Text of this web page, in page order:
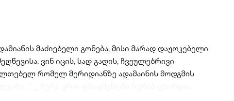
მაძიებელი გონება, მისი მარად დაუოკებელი
ვინ იცის, სად გადის, ჩვეულებრივი
რომელ მერიდიანზე ადამაინის მოდგმის